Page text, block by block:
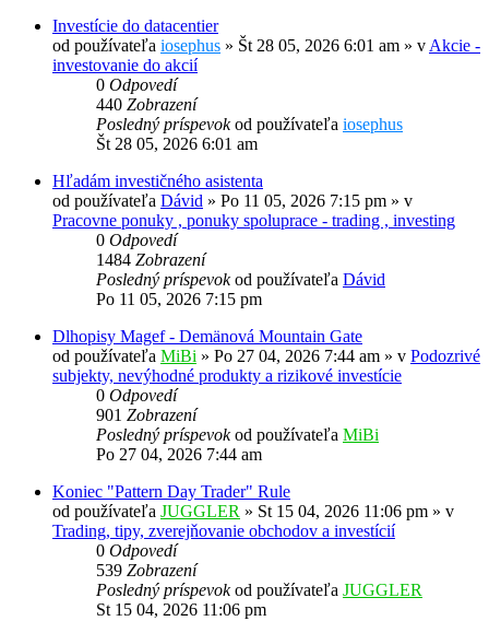
Investície do datacentier
od používateľa iosephus » Št 28 05, 2026 6:01 am » vAkcie -
investovanie do akcií
0 Odpovedí
440 Zobrazení
Posledný príspevokod používateľa iosephus
Št 28 05, 2026 6:01 am
Hľadám investičného asistenta
od používateľa Dávid » Po 11 05, 2026 7:15 pm » v
Pracovne ponuky , ponuky spoluprace - trading , investing
0 Odpovedí
1484 Zobrazení
Posledný príspevokod používateľa Dávid
Po 11 05, 2026 7:15 pm
Dlhopisy Magef - Demänová Mountain Gate
od používateľa MiBi » Po 27 04, 2026 7:44 am » v Podozrivé
subjekty, nevýhodné produkty a rizikové investície
0 Odpovedí
901 Zobrazení
Posledný príspevokod používateľa MiBi
Po 27 04, 2026 7:44 am
Koniec "Pattern Day Trader" Rule
od používateľa JUGGLER » St 15 04, 2026 11:06 pm » v
Trading, tipy, zverejňovanie obchodov a investícií
0 Odpovedí
539 Zobrazení
Posledný príspevokod používateľa JUGGLER
St 15 04, 2026 11:06 pm